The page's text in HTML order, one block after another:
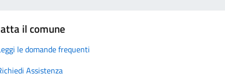
il comune
le domande frequenti
Assistenza